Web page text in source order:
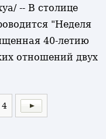
-- В столице
"Неделя
40-летию
отношений двух
4